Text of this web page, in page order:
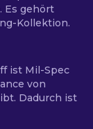
Es gehört
Kollektion.
ist Mil-Spec
von
Dadurch ist